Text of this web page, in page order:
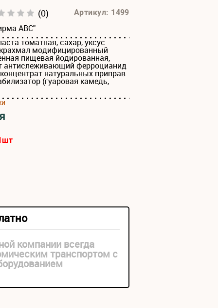
(0) Артикул: 1499
АВС"
томатная, сахар, уксус
крахмал модифицированный
пищевая йодированная,
антислеживающий ферроцианид
натуральных приправ
(гуаровая камедь,
шт
компании всегда
транспортом с